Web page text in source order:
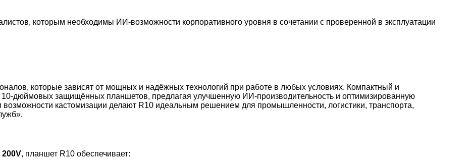
которым необходимы ИИ-возможности корпоративного уровня в сочетании с проверенной в эксплуатации
которые зависят от мощных и надёжных технологий при работе в любых условиях. Компактный и
10-дюймовых защищённых планшетов, предлагая улучшенную ИИ-производительность и оптимизированную
кастомизации делают R10 идеальным решением для промышленности, логистики, транспорта,
, планшет R10 обеспечивает: